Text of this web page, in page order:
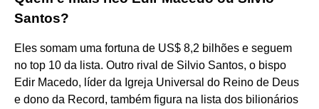
Santos?
Eles somam uma fortuna de US$ 8,2 bilhões e seguem
no top 10 da lista. Outro rival de Silvio Santos, o bispo
Edir Macedo, líder da Igreja Universal do Reino de Deus
e dono da Record, também figura na lista dos bilionários